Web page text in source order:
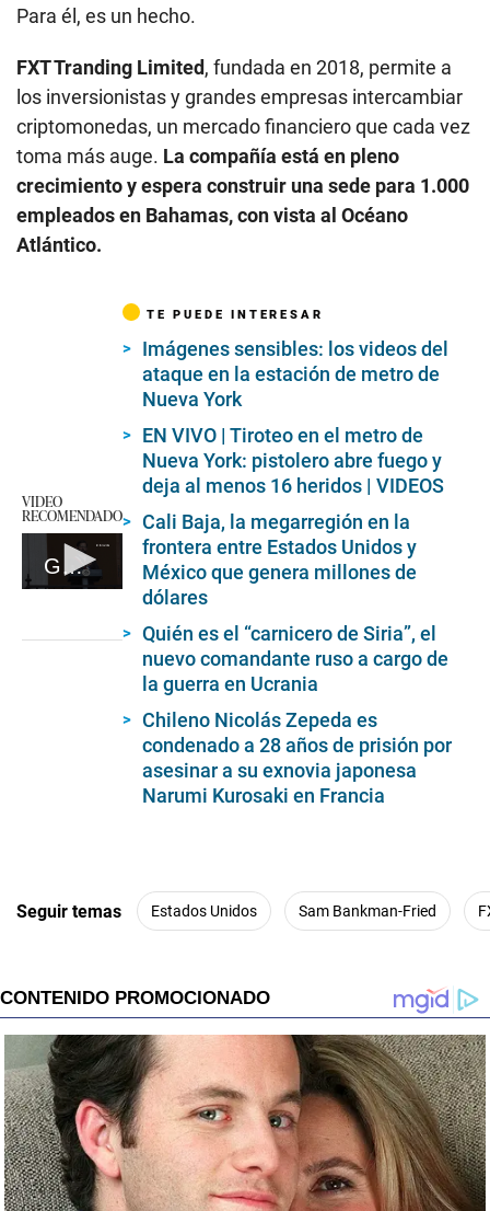
Para él, es un hecho.
FXT Tranding Limited, fundada en 2018, permite a
los inversionistas y grandes empresas intercambiar
criptomonedas, un mercado financiero que cada vez
toma más auge. La compañía está en pleno
crecimiento y espera construir una sede para 1.000
empleados en Bahamas, con vista al Océano
Atlántico.
VIDEO
RECOMENDADO
Gabriel Boric llega a la presidencia de Chile como promesa de una nueva izquierda
TE PUEDE INTERESAR
Imágenes sensibles: los videos del
ataque en la estación de metro de
Nueva York
EN VIVO | Tiroteo en el metro de
Nueva York: pistolero abre fuego y
deja al menos 16 heridos | VIDEOS
Cali Baja, la megarregión en la
frontera entre Estados Unidos y
México que genera millones de
dólares
Quién es el “carnicero de Siria”, el
nuevo comandante ruso a cargo de
la guerra en Ucrania
Chileno Nicolás Zepeda es
condenado a 28 años de prisión por
asesinar a su exnovia japonesa
Narumi Kurosaki en Francia
Seguir temas Estados Unidos Sam Bankman-Fried